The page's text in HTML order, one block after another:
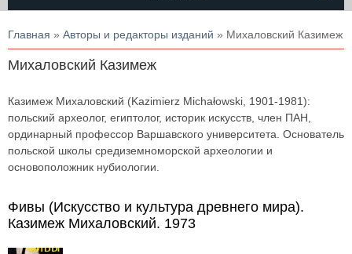
Вы здесь
Главная » Авторы и редакторы изданий » Михаловский Казимеж
Михаловский Казимеж
Казимеж Михаловский (Kazimierz Michałowski, 1901-1981):
польский археолог, египтолог, историк искусств, член ПАН,
ординарный профессор Варшавского университета. Основатель
польской школы средиземноморской археологии и
основоположник нубиологии.
Фивы (Искусство и культура древнего мира).
Казимеж Михаловский. 1973